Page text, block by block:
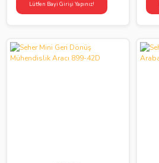
Lütfen Bayi Girişi Yapınız!